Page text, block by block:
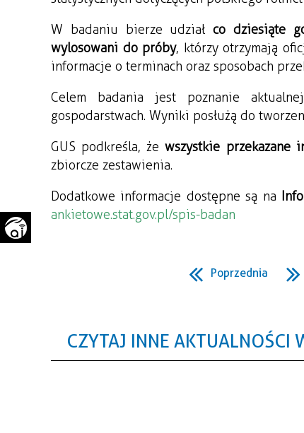
GAZETA SAMORZĄDOWA
"PSZOW.PL"
W badaniu bierze udział co dziesiąte
wylosowani do próby, którzy otrzymają
informacje o terminach oraz sposobach
Celem badania jest poznanie
gospodarstwach. Wyniki posłużą do
GUS podkreśla, że wszystkie przekazane
zbiorcze zestawienia.
Dodatkowe informacje dostępne są na
ankietowe.stat.gov.pl/spis-badan
Poprzednia
CZYTAJ INNE AKTUALNOŚCI